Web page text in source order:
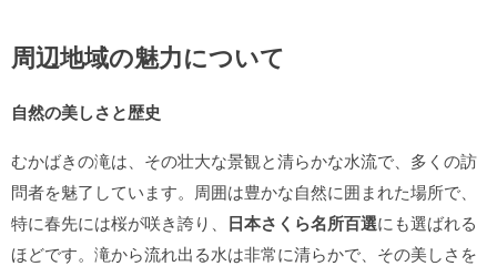
周辺地域の魅力について
自然の美しさと歴史
むかばきの滝は、その壮大な景観と清らかな水流で、多くの訪
問者を魅了しています。周囲は豊かな自然に囲まれた場所で、
特に春先には桜が咲き誇り、 日本さくら名所百選にも選ばれる
ほどです。滝から流れ出る水は非常に清らかで、その美しさを